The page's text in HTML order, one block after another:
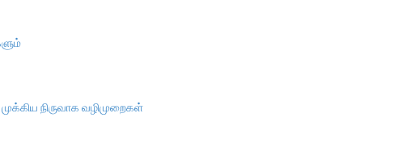
நிருவாக வழிமுறைகள்